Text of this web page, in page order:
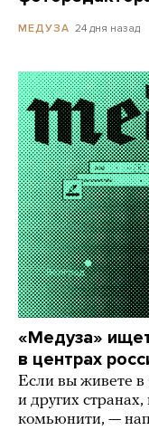
МЕДУЗА 24 дня назад
«Медуза»
в центрах
Если вы живете в
и других
комьюнити, —